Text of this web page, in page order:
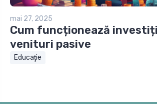
mai 27, 2025
Cum funcționează
venituri pasive
Educaţie